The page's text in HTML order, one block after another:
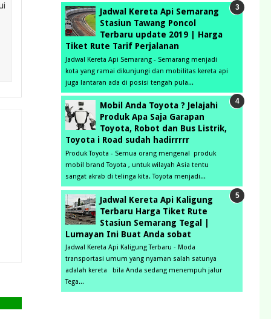
Jadwal Kereta Api Semarang
Stasiun Tawang Poncol
Terbaru update 2019 | Harga
Tiket Rute Tarif Perjalanan
Jadwal Kereta Api Semarang - Semarang menjadi
kota yang ramai dikunjungi dan mobilitas kereta api
juga lantaran ada di posisi tengah pula...
Mobil Anda Toyota ? Jelajahi
Produk Apa Saja Garapan
Toyota, Robot dan Bus Listrik,
Toyota i Road sudah hadirrrrr
Produk Toyota - Semua orang mengenal produk
mobil brand Toyota , untuk wilayah Asia tentu
sangat akrab di telinga kita. Toyota menjadi...
Jadwal Kereta Api Kaligung
Terbaru Harga Tiket Rute
Stasiun Semarang Tegal |
Lumayan Ini Buat Anda sobat
Jadwal Kereta Api Kaligung Terbaru - Moda
transportasi umum yang nyaman salah satunya
adalah kereta bila Anda sedang menempuh jalur
Tega...